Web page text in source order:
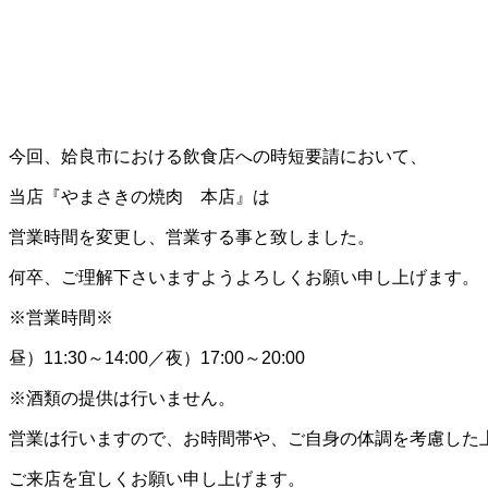
今回、姶良市における飲食店への時短要請において、
当店『やまさきの焼肉 本店』は
営業時間を変更し、営業する事と致しました。
何卒、ご理解下さいますようよろしくお願い申し上げます。
※営業時間※
昼）11:30～14:00／夜）17:00～20:00
※酒類の提供は行いません。
営業は行いますので、お時間帯や、ご自身の体調を考慮した
ご来店を宜しくお願い申し上げます。